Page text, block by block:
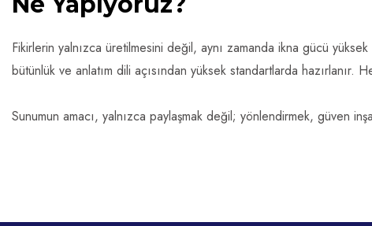
Fikirlerin yalnızca üretilmesini değil, aynı zamanda ikna gücü
bütünlük ve anlatım dili açısından yüksek standartlarda
Sunumun amacı, yalnızca paylaşmak değil; yönlendirmek, güven